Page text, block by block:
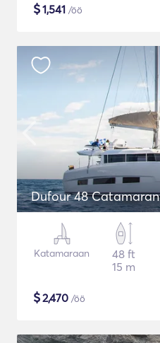
$1,541 /öö
Dufour 48 Catamaran
Katamaraan
48 ft
15 m
$2,470 /öö